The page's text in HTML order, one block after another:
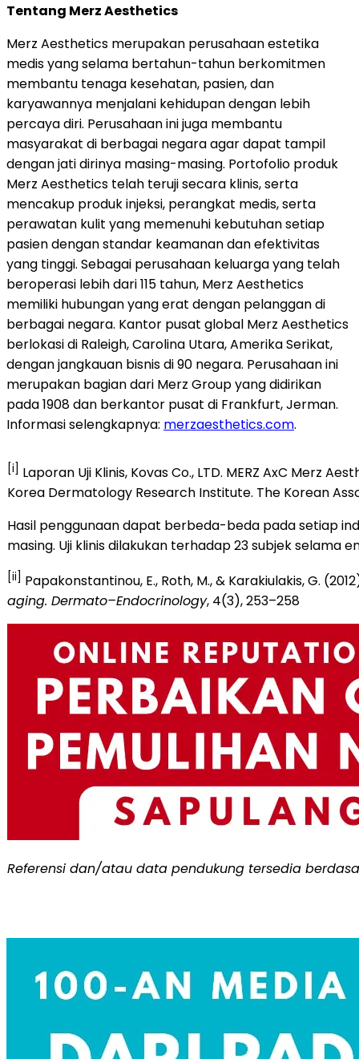
Tentang Merz Aesthetics
Merz Aesthetics merupakan perusahaan estetika
medis yang selama bertahun-tahun berkomitmen
membantu tenaga kesehatan, pasien, dan
karyawannya menjalani kehidupan dengan lebih
percaya diri. Perusahaan ini juga membantu
masyarakat di berbagai negara agar dapat tampil
dengan jati dirinya masing-masing. Portofolio produk
Merz Aesthetics telah teruji secara klinis, serta
mencakup produk injeksi, perangkat medis, serta
perawatan kulit yang memenuhi kebutuhan setiap
pasien dengan standar keamanan dan efektivitas
yang tinggi. Sebagai perusahaan keluarga yang telah
beroperasi lebih dari 115 tahun, Merz Aesthetics
memiliki hubungan yang erat dengan pelanggan di
berbagai negara. Kantor pusat global Merz Aesthetics
berlokasi di Raleigh, Carolina Utara, Amerika Serikat,
dengan jangkauan bisnis di 90 negara. Perusahaan ini
merupakan bagian dari Merz Group yang didirikan
pada 1908 dan berkantor pusat di Frankfurt, Jerman.
Informasi selengkapnya: merzaesthetics.com.
[i] Laporan Uji Klinis, Kovas Co., LTD. MERZ AxC Merz
Korea Dermatology Research Institute. The Korean
Hasil penggunaan dapat berbeda-beda pada setiap
masing. Uji klinis dilakukan terhadap 23 subjek selama
[ii] Papakonstantinou, E., Roth, M., & Karakiulakis, G.
aging. Dermato–Endocrinology, 4(3), 253–258
Referensi dan/atau data pendukung tersedia